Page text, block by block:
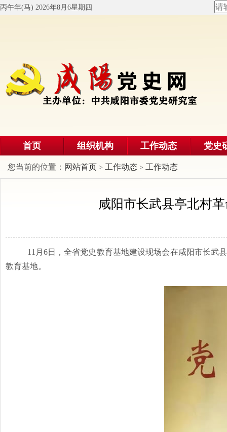
丙午年(马) 2026年8月6星期四
首页 组织机构 工作动态 党史
您当前的位置： 网站首页 > 工作动态 > 工作动态
咸阳市长武县亭北村
11月6日，全省党史教育基地建设现场会在咸阳市长武
教育基地。